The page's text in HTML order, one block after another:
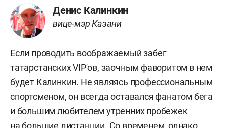
Денис Калинкин
вице-мэр Казани
Если проводить воображаемый забег
татарстанских VIP'ов, заочным фаворитом в нем
будет Калинкин. Не являясь профессиональным
спортсменом, он всегда оставался фанатом бега
и большим любителем утренних пробежек